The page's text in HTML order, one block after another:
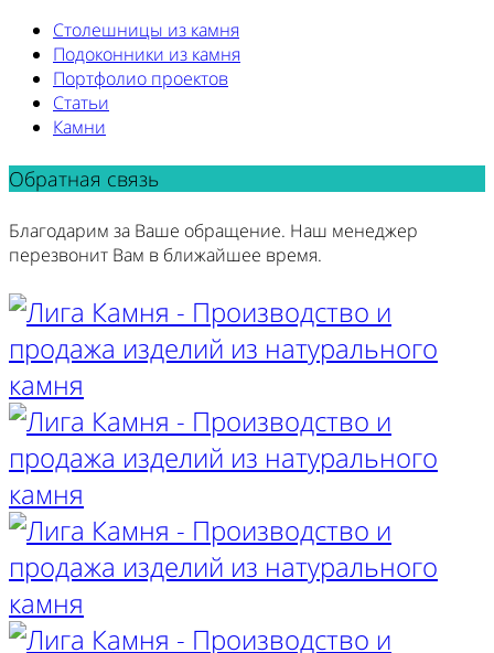
Столешницы из камня
Подоконники из камня
Портфолио проектов
Статьи
Камни
Обратная связь
Благодарим за Ваше обращение. Наш менеджер
перезвонит Вам в ближайшее время.